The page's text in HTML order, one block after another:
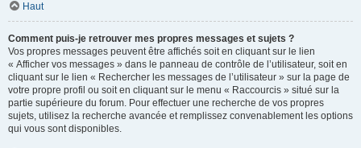
Haut
Comment puis-je retrouver mes propres messages et sujets ?
Vos propres messages peuvent être affichés soit en cliquant sur le lien
« Afficher vos messages » dans le panneau de contrôle de l’utilisateur, soit en
cliquant sur le lien « Rechercher les messages de l’utilisateur » sur la page de
votre propre profil ou soit en cliquant sur le menu « Raccourcis » situé sur la
partie supérieure du forum. Pour effectuer une recherche de vos propres
sujets, utilisez la recherche avancée et remplissez convenablement les options
qui vous sont disponibles.